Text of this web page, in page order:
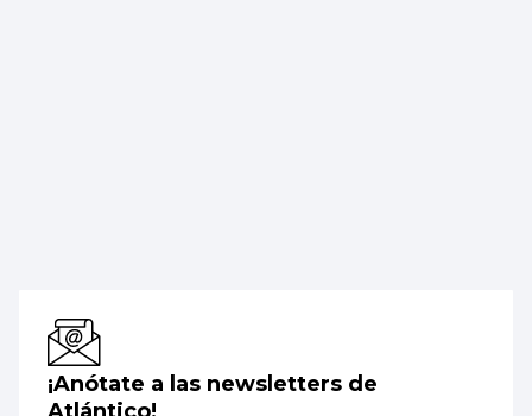
¡Anótate a las newsletters de